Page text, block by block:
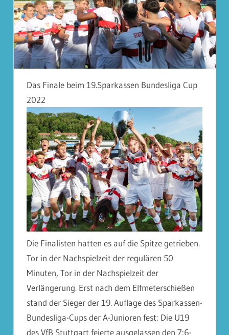
Das Finale beim 19.Sparkassen Bundesliga Cup
2022
Die Finalisten hatten es auf die Spitze getrieben.
Tor in der Nachspielzeit der regulären 50
Minuten, Tor in der Nachspielzeit der
Verlängerung. Erst nach dem Elfmeterschießen
stand der Sieger der 19. Auflage des Sparkassen-
Bundesliga-Cups der A-Junioren fest: Die U19
des VfB Stuttgart feierte ausgelassen den 7:6-